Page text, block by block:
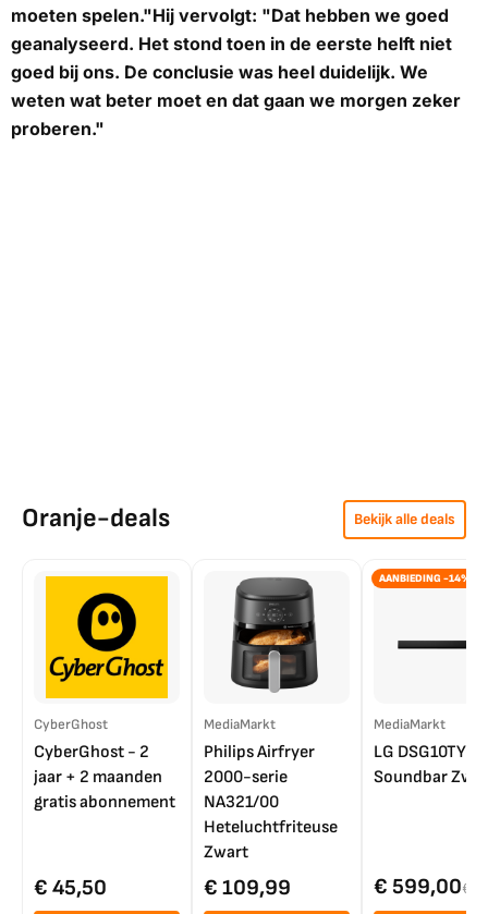
moeten spelen."Hij vervolgt: "Dat hebben we goed
geanalyseerd. Het stond toen in de eerste helft niet
goed bij ons. De conclusie was heel duidelijk. We
weten wat beter moet en dat gaan we morgen zeker
proberen."
Oranje-deals Bekijk alle deals
CyberGhost
CyberGhost - 2
jaar + 2 maanden
gratis abonnement
€ 45,50
MediaMarkt
Philips Airfryer
2000-serie
NA321/00
Heteluchtfriteuse
Zwart
€ 109,99
AANBIEDING -14%
MediaMarkt
LG DSG10TY
Soundbar
€ 599,00€